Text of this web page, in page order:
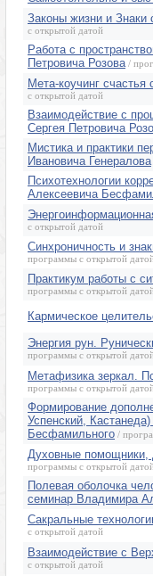
Законы жизни и Знаки
с открытой датой
Работа с
Петровича Розова /
Мета-коучинг
с открытой датой
Взаимодействие с
Сергея Петровича
Мистика и практики
Ивановича Генералова
Психотехнологии
Алексеевича
с открытой датой
Синхроничность и
программы с открытой
Практикум работы с
программы с открытой
Кармическое
Энергия рун.
программы с открытой
Метафизика зеркал.
программы с открытой
Формирование
Успенский,
Бесфамильного /
Духовные помощники,
программы с открытой
Полевая оболочка
семинар Владимира
Сакральные
с открытой датой
Взаимодействие с
с открытой датой